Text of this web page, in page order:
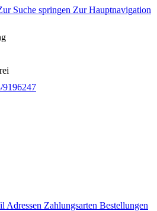
Suche springen Zur Hauptnavigation
9196247
Adressen Zahlungsarten Bestellungen